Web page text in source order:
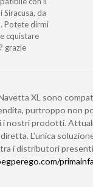
da
Potete dirmi
cquistare
grazie
XL sono
purtroppo non
i nostri prodotti.
L’unica
i distributori presenti